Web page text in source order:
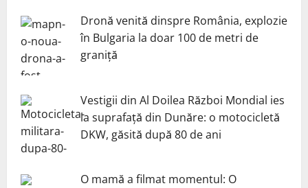
Dronă venită dinspre România, explozie
în Bulgaria la doar 100 de metri de
graniță
Vestigii din Al Doilea Război Mondial ies
la suprafață din Dunăre: o motocicletă
DKW, găsită după 80 de ani
O mamă a filmat momentul: O